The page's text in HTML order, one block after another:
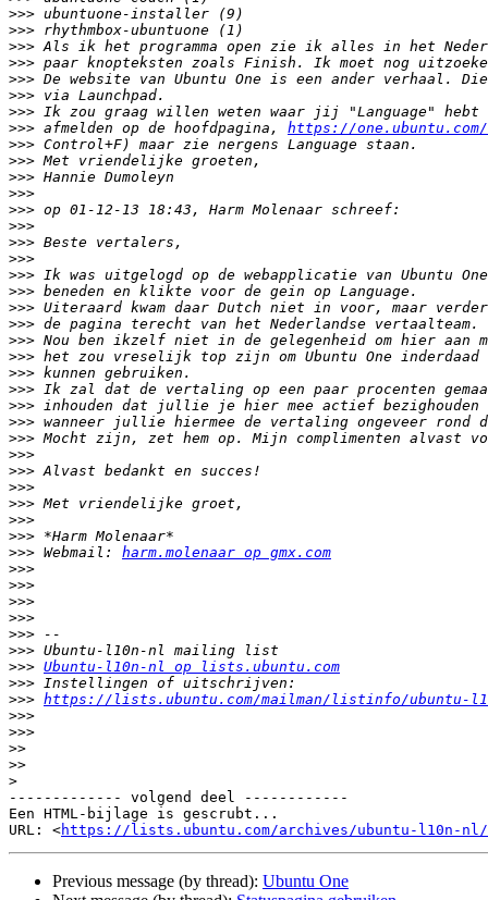
>>>
>>>
>>>
>>>
>>>
>>>
>>>
>>> afmelden op de hoofdpagina, https://
>>>
>>>
>>>
>>>
>>>
>>>
>>>
>>>
>>>
>>>
>>>
>>>
>>>
>>>
>>>
>>>
>>>
>>>
>>>
>>>
>>>
>>>
>>>
>>>
>>>
>>> Webmail: harm.molenaar op gmx.com
>>>
>>>
>>>
>>>
>>>
>>>
>>> Ubuntu-l10n-nl op lists.ubuntu.com
>>>
>>> https://lists.ubuntu.com/mailman/listinfo/ubuntu-
>>>
>>>
>>
>>
>
------------- volgend deel ------------
Een HTML-bijlage is gescrubt...
URL: <https://lists.ubuntu.com/archives/ubuntu-l10n-nl/
Previous message (by thread): Ubuntu One